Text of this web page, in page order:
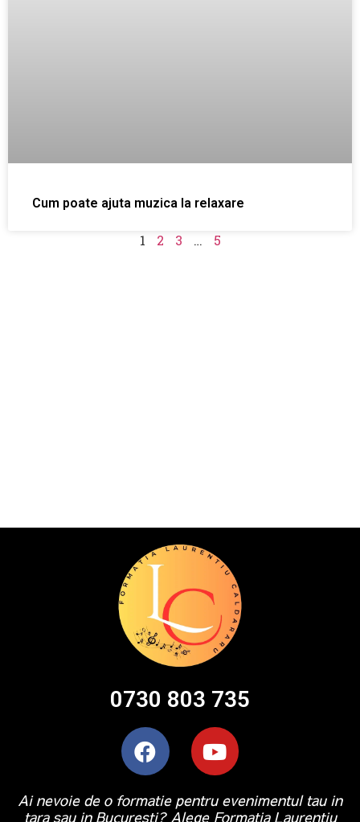
Cum poate ajuta muzica la relaxare
1 2 3 … 5
0730 803 735
Ai nevoie de o formatie pentru evenimentul tau in
tara sau in Bucuresti? Alege Formatia Laurentiu